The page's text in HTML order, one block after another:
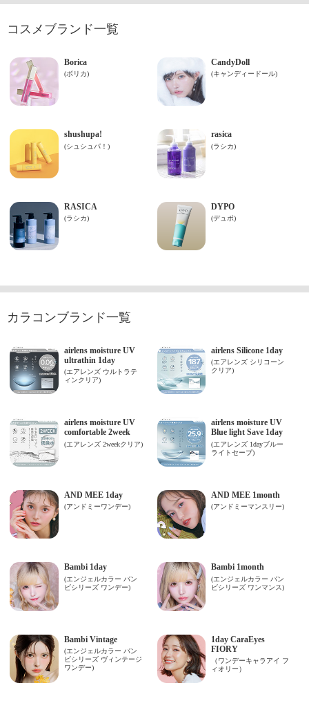
コスメブランド一覧
カラコンブランド一覧